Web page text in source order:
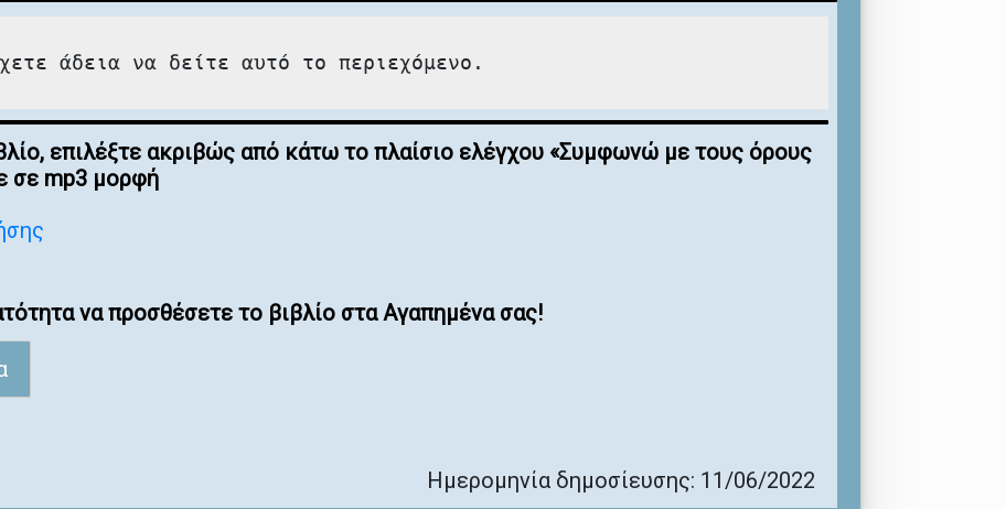
άδεια να δείτε αυτό το περιεχόμενο.
επιλέξτε ακριβώς από κάτω το πλαίσιο ελέγχου «Συμφωνώ με τους όρους
σε mp3 μορφή
να προσθέσετε το βιβλίο στα Αγαπημένα σας!
Ημερομηνία δημοσίευσης: 11/06/2022